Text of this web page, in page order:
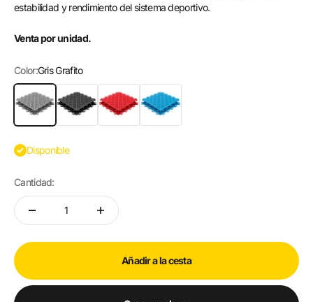
estabilidad y rendimiento del sistema deportivo.
Venta por unidad.
Color:Gris Grafito
Gris Grafito
Negro Rojo Azul
Disponible
Cantidad:
Añadir a la cesta